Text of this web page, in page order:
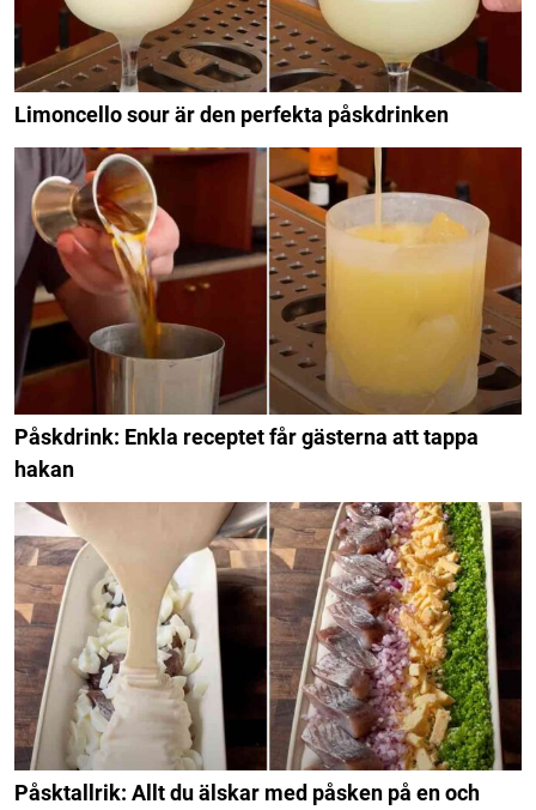
Limoncello sour är den perfekta påskdrinken
Påskdrink: Enkla receptet får gästerna att tappa
hakan
Påsktallrik: Allt du älskar med påsken på en och